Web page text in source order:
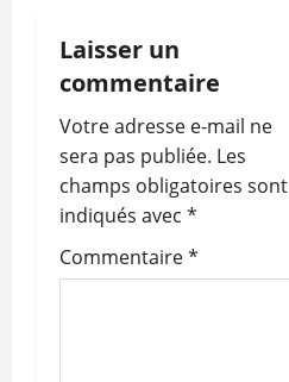
t
i
o
n
d
’
Laisser un
commentaire
Votre adresse e-mail ne
sera pas publiée. Les
champs obligatoires sont
indiqués avec *
Commentaire*